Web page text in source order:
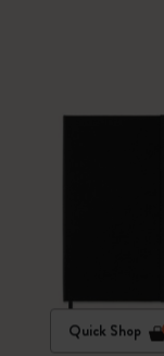
Quick Shop